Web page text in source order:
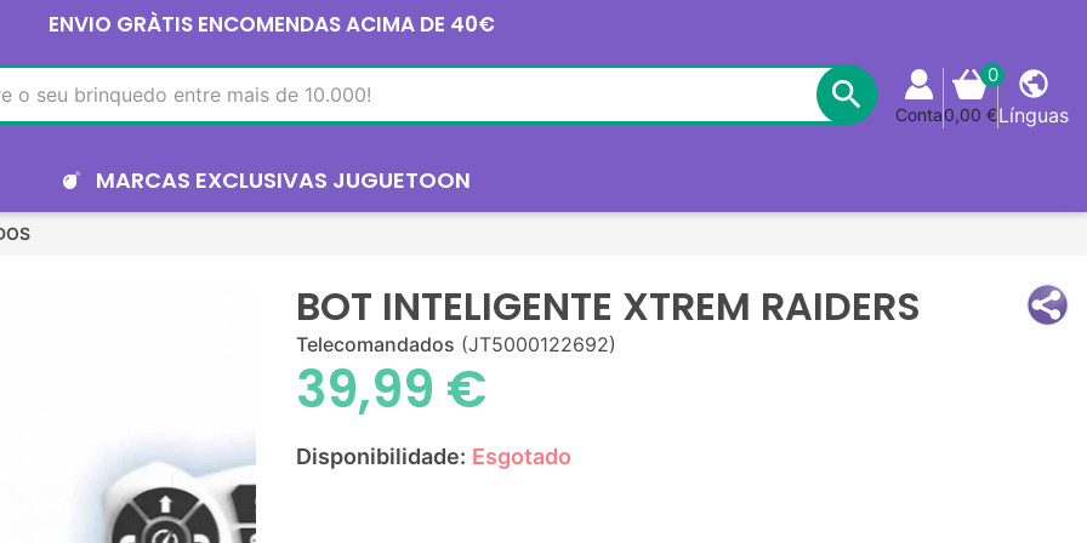
ENVIO GRÀTIS ENCOMENDAS ACIMA DE 40€

Conta
0
0,00 €
public
Línguas
MARCAS EXCLUSIVAS JUGUETOON
BOT INTELIGENTE XTREM RAIDERS
Telecomandados (JT5000122692)
39,99 €
Disponibilidade: Esgotado